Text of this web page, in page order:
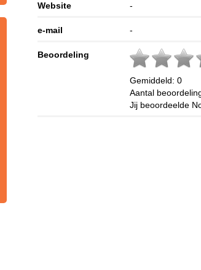
Website -
e-mail -
Beoordeling
Gemiddeld:0
Aantal
Jij beoordeelde